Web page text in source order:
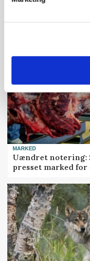
Før såmaskinen
MARKED
Uændret notering:
presset marked for